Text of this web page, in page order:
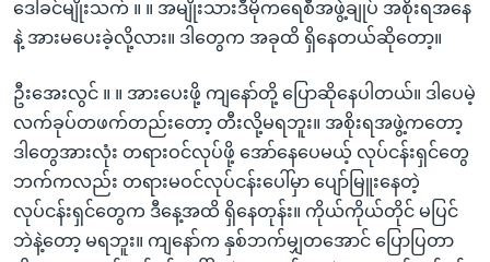
ဒေါ်ခင်မျိုးသက် ။ ။ အမျိုးသားဒီမိုကရေစီအဖွဲ့ချုပ် အစိုးရအနေ
နဲ့ အားမပေးခဲ့လို့လား။ ဒါတွေက အခုထိ ရှိနေတယ်ဆိုတော့။
ဦးအေးလွင် ။ ။ အားပေးဖို့ ကျနော်တို့ ပြောဆိုနေပါတယ်။ ဒါပေမဲ့
လက်ခုပ်တဖက်တည်းတော့ တီးလို့မရဘူး။ အစိုးရအဖွဲ့ကတော့
ဒါတွေအားလုံး တရားဝင်လုပ်ဖို့ အော်နေပေမယ့် လုပ်ငန်းရှင်တွေ
ဘက်ကလည်း တရားမဝင်လုပ်ငန်းပေါ်မှာ ပျော်မြူးနေတဲ့
လုပ်ငန်းရှင်တွေက ဒီနေ့အထိ ရှိနေတုန်း။ ကိုယ်ကိုယ်တိုင် မပြင်
ဘဲနဲ့တော့ မရဘူး။ ကျနော်က နှစ်ဘက်မျှတအောင် ပြောပြတာ